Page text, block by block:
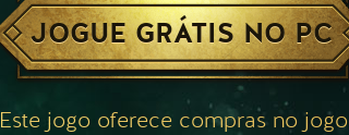
JOGUE GRÁTIS NO PC
Este jogo oferece compras no jogo